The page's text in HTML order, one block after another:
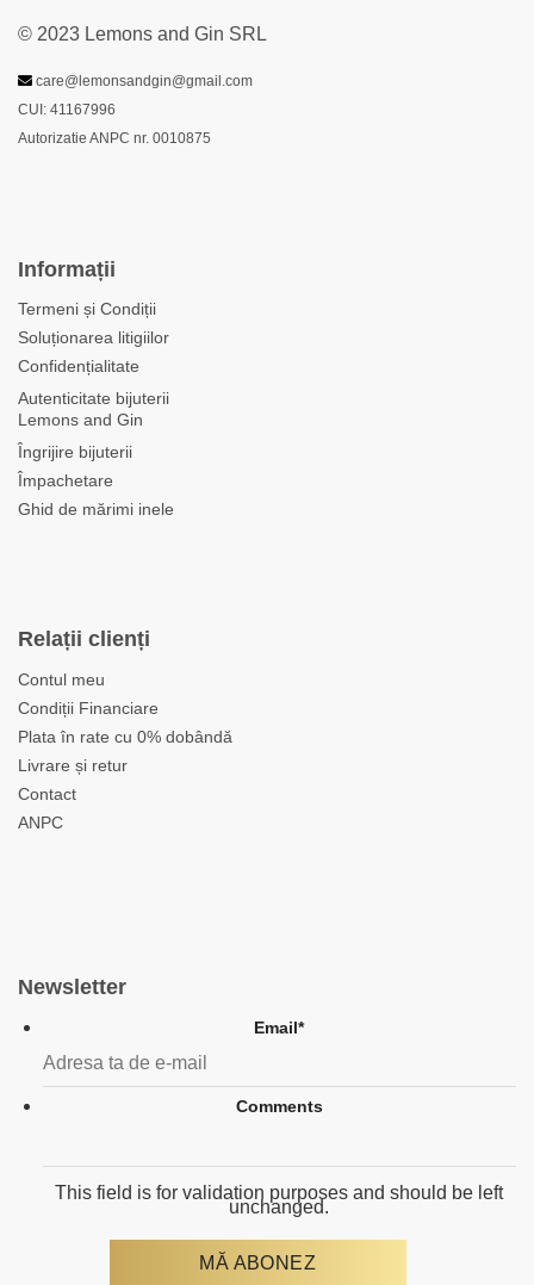
© 2023 Lemons and Gin SRL
care@lemonsandgin@gmail.com
CUI: 41167996
Autorizatie ANPC nr. 0010875
Informații
Termeni și Condiții
Soluționarea litigiilor
Confidențialitate
Autenticitate bijuterii
Lemons and Gin
Îngrijire bijuterii
Împachetare
Ghid de mărimi inele
Relații clienți
Contul meu
Condiții Financiare
Plata în rate cu 0% dobândă
Livrare și retur
Contact
ANPC
Newsletter
Email*
Comments
This field is for validation purposes and should be left
unchanged.